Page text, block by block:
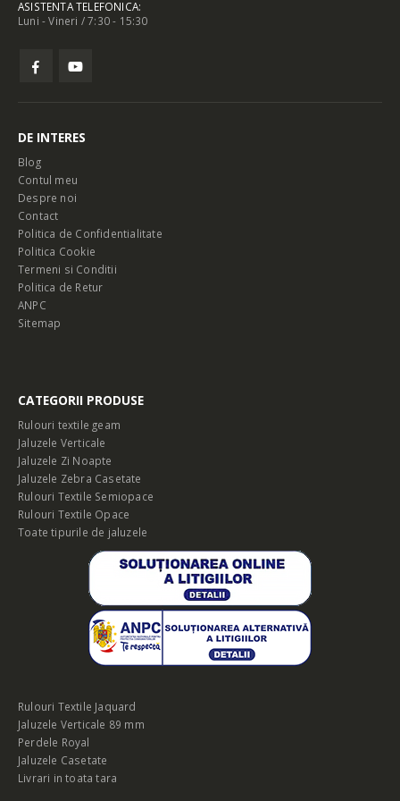
ASISTENTA TELEFONICA:
Luni - Vineri / 7:30 - 15:30
DE INTERES
Blog
Contul meu
Despre noi
Contact
Politica de Confidentialitate
Politica Cookie
Termeni si Conditii
Politica de Retur
ANPC
Sitemap
CATEGORII PRODUSE
Rulouri textile geam
Jaluzele Verticale
Jaluzele Zi Noapte
Jaluzele Zebra Casetate
Rulouri Textile Semiopace
Rulouri Textile Opace
Toate tipurile de jaluzele
Rulouri Textile Jaquard
Jaluzele Verticale 89 mm
Perdele Royal
Jaluzele Casetate
Livrari in toata tara